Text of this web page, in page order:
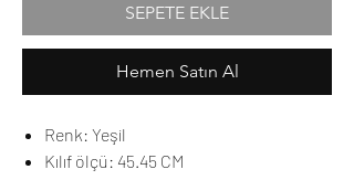
SEPETE EKLE
Hemen Satın Al
Renk: Yeşil
Kılıf ölçü: 45.45 CM